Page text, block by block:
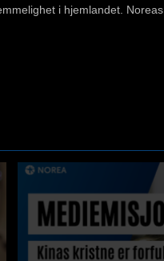
i hjemlandet.